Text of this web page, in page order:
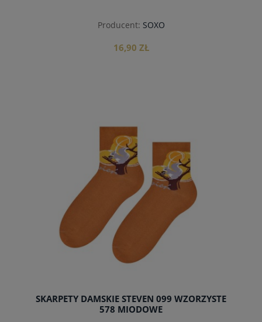
Producent: SOXO
16,90 ZŁ
SKARPETY DAMSKIE STEVEN 099 WZORZYSTE
578 MIODOWE